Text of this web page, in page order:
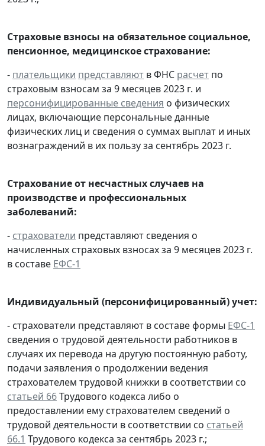
Страховые взносы на обязательное социальное,
пенсионное, медицинское страхование:
- плательщики представляют в ФНС расчет по
страховым взносам за 9 месяцев 2023 г. и
персонифицированные сведения о физических
лицах, включающие персональные данные
физических лиц и сведения о суммах выплат и иных
вознаграждений в их пользу за сентябрь 2023 г.
Страхование от несчастных случаев на
производстве и профессиональных
заболеваний:
- страхователи представляют сведения о
начисленных страховых взносах за 9 месяцев 2023 г.
в составе ЕФС-1
Индивидуальный (персонифицированный) учет:
- страхователи представляют в составе формы ЕФС-1
сведения о трудовой деятельности работников в
случаях их перевода на другую постоянную работу,
подачи заявления о продолжении ведения
страхователем трудовой книжки в соответствии со
статьей 66Трудового кодекса либо о
предоставлении ему страхователем сведений о
трудовой деятельности в соответствии со статьей
66.1 Трудового кодекса за сентябрь 2023 г.;